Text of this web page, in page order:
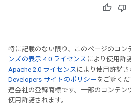
特に記載のない限り、このページのコン
ンズの表示 4.0 ライセンス により使用許
Apache 2.0 ライセンス により使用許諾さ
Developers サイトのポリシー をご覧く
連会社の登録商標です。一部のコンテン
使用許諾されます。